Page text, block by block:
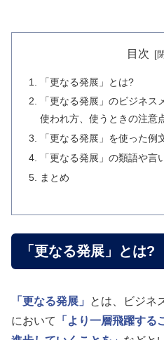
目次
「更なる発展」とは?
「更なる発展」のビジネ
使われ方、使うときの注意
「更なる発展」を使った例
「更なる発展」の類語や言
まとめ
「更なる発展」とは?
「更なる発展」
とは、ビジネ
において
「より一層飛躍する